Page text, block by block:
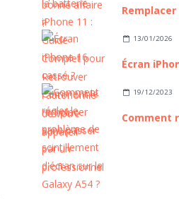
13/01/2026
19/12/2023